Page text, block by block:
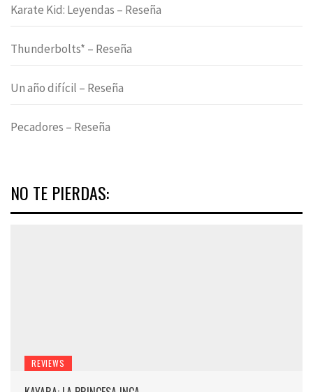
Karate Kid: Leyendas – Reseña
Thunderbolts* – Reseña
Un año difícil – Reseña
Pecadores – Reseña
NO TE PIERDAS:
REVIEWS